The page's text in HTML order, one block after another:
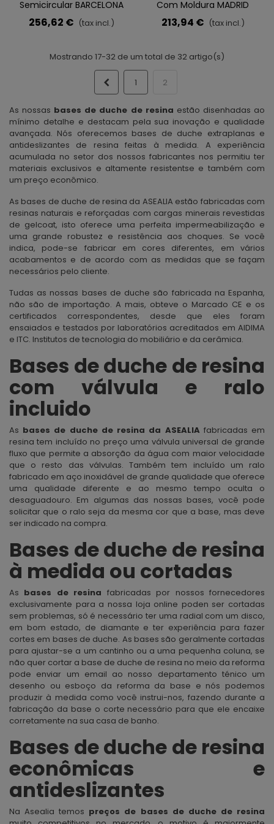
Semicircular BARCELONA
CURVE
256,62 € (tax incl.)
Com Moldura MADRID
213,94 € (tax incl.)
Mostrando 17-32 de um total de 32 artigo(s)
Anterior1 2
As nossas bases de duche de resina estão disenhadas ao
mínimo detalhe e destacam pela sua inovação e qualidade
avançada. Nós oferecemos bases de duche extraplanas e
antideslizantes de resina feitas à medida. A experiência
acumulada no setor dos nossos fabricantes nos permitiu ter
materiais exclusivos e altamente resistentse e também com
um preço econômico.
As bases de duche de resina da ASEALIA estão fabricadas com
resinas naturais e reforçadas com cargas minerais revestidas
de gelcoat, isto oferece uma perfeita impermeabilização e
uma grande robustez e resistência aos choques. Se você
indica, pode-se fabricar em cores diferentes, em vários
acabamentos e de acordo com as medidas que se façam
necessários pelo cliente.
Tudas as nossas bases de duche são fabricada na Espanha,
não são de importação. A mais, obteve o Marcado CE e os
certificados correspondentes, desde que eles foram
ensaiados e testados por laboratórios acreditados em AIDIMA
e ITC. Institutos de tecnologia do mobiliário e da cerâmica.
Bases de duche de resina
com válvula e ralo
incluido
As bases de duche de resina da ASEALIA fabricadas em
resina tem incluído no preço uma válvula universal de grande
fluxo que permite a absorção da água com maior velocidade
que o resto das válvulas. Também tem incluído um ralo
fabricado em aço inoxidável de grande qualidade que oferece
uma qualidade diferente e ao mesmo tempo oculta o
desaguadouro. Em algumas das nossas bases, você pode
solicitar que o ralo seja da mesma cor que a base, mas deve
ser indicado na compra.
Bases de duche de resina
à medida ou cortadas
As bases de resina fabricadas por nossos fornecedores
exclusivamente para a nossa loja online poden ser cortadas
sem problemas, só é necessário ter uma radial com um disco,
em bom estado, de diamante e ter experiência para fazer
cortes em bases de duche. As bases são geralmente cortadas
para ajustar-se a um cantinho ou a uma pequenha coluna, se
não quer cortar a base de duche de resina no meio da reforma
pode enviar um email ao nosso departamento ténico um
desenho ou esboço da reforma da base e nós podemos
produzir à medida como você instrui-nos, fazendo durante a
fabricação da base o corte necessário para que ele encaixe
corretamente na sua casa de banho.
Bases de duche de resina
econômicas e
antideslizantes
Na Asealia temos preços de bases de duche de resina